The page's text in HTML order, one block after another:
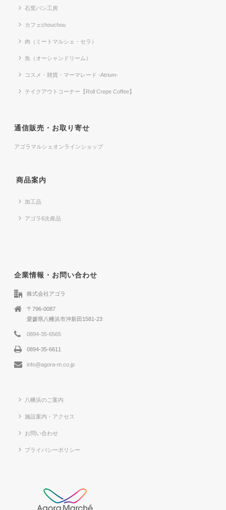
石窯パン工房
カフェchouchou
肉（ミートマルシェ・セラ）
魚（オーシャンドリーム）
コスメ・雑貨・マーマレード -Atrium-
テイクアウトコーナー【Roll Crepe Coffee】
通信販売・お取り寄せ
アゴラマルシェオンラインショップ
商品案内
加工品
アゴラ6次産品
企業情報・お問い合わせ
株式会社アゴラ
〒796-0087
愛媛県八幡浜市沖新田1581-23
0894-35-6565
0894-35-6611
info@agora-m.co.jp
八幡浜のご案内
施設案内・アクセス
お問い合わせ
プライバシーポリシー